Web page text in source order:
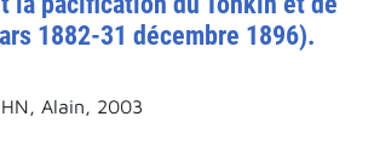
1882-31 décembre 1896).
Alain, 2003